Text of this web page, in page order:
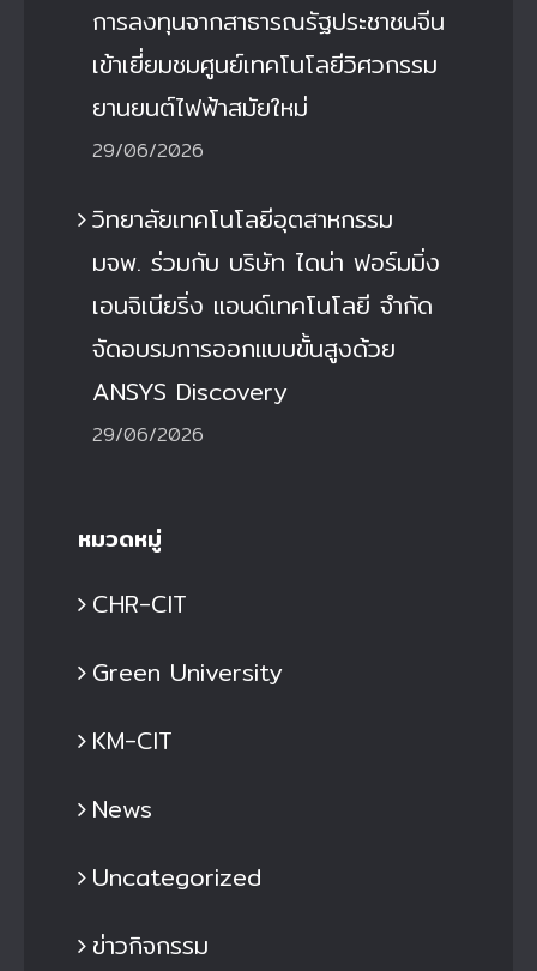
การลงทุนจากสาธารณรัฐประชาชนจีน
เข้าเยี่ยมชมศูนย์เทคโนโลยีวิศวกรรม
ยานยนต์ไฟฟ้าสมัยใหม่
29/06/2026
วิทยาลัยเทคโนโลยีอุตสาหกรรม
มจพ. ร่วมกับ บริษัท ไดน่า ฟอร์มมิ่ง
เอนจิเนียริ่ง แอนด์เทคโนโลยี จำกัด
จัดอบรมการออกแบบขั้นสูงด้วย
ANSYS Discovery
29/06/2026
หมวดหมู่
CHR-CIT
Green University
KM-CIT
News
Uncategorized
ข่าวกิจกรรม